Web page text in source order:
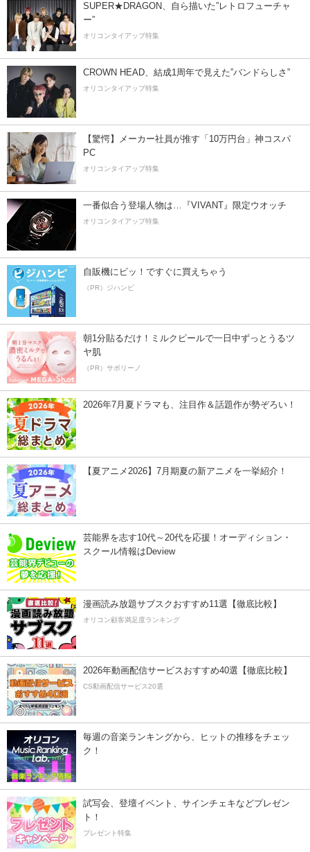
SUPER★DRAGON、自ら描いた”レトロフューチャ
ー”
オリコンタイアップ特集
CROWN HEAD、結成1周年で見えた”バンドらしさ”
オリコンタイアップ特集
【驚愕】メーカー社員が推す「10万円台」神コスパ
PC
オリコンタイアップ特集
一番似合う登場人物は…『VIVANT』限定ウオッチ
オリコンタイアップ特集
自販機にピッ！ですぐに買えちゃう
（PR）ジハンピ
朝1分貼るだけ！ミルクピールで一日中ずっとうるツ
ヤ肌
（PR）サボリーノ
2026年7月夏ドラマも、注目作＆話題作が勢ぞろい！
【夏アニメ2026】7月期夏の新アニメを一挙紹介！
芸能界を志す10代～20代を応援！オーディション・
スクール情報はDeview
漫画読み放題サブスクおすすめ11選【徹底比較】
オリコン顧客満足度ランキング
2026年動画配信サービスおすすめ40選【徹底比較】
CS動画配信サービス20選
毎週の音楽ランキングから、ヒットの推移をチェッ
ク！
試写会、登壇イベント、サインチェキなどプレゼン
ト！
プレゼント特集